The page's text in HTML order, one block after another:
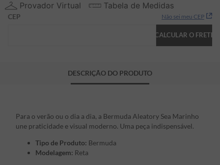
Provador Virtual Tabela de Medidas
CEP Não sei meu CEP
CALCULAR O FRETE
DESCRIÇÃO DO PRODUTO
Para o verão ou o dia a dia, a Bermuda Aleatory Sea Marinho
une praticidade e visual moderno. Uma peça indispensável.
Tipo de Produto: Bermuda
Modelagem: Reta